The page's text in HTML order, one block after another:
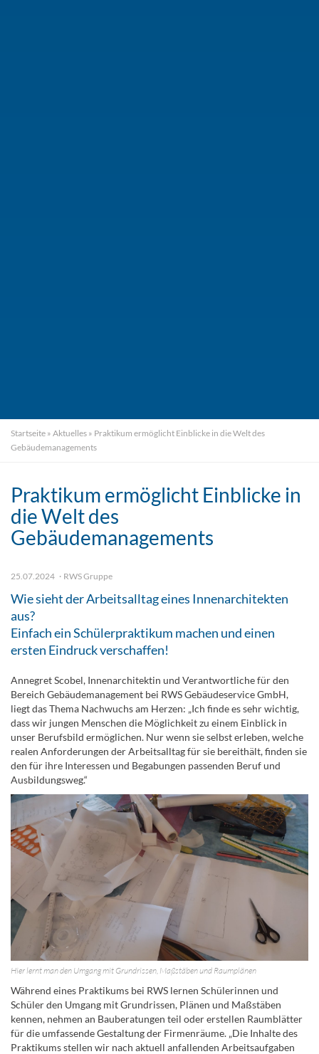
Startseite » Aktuelles » Praktikum ermöglicht Einblicke in die Welt des
Gebäudemanagements
Praktikum ermöglicht Einblicke in
die Welt des
Gebäudemanagements
25.07.2024 RWS Gruppe
Wie sieht der Arbeitsalltag eines Innenarchitekten
aus?
Einfach ein Schülerpraktikum machen und einen
ersten Eindruck verschaffen!
Annegret Scobel, Innenarchitektin und Verantwortliche für den
Bereich Gebäudemanagement bei RWS Gebäudeservice GmbH,
liegt das Thema Nachwuchs am Herzen: „Ich finde es sehr wichtig,
dass wir jungen Menschen die Möglichkeit zu einem Einblick in
unser Berufsbild ermöglichen. Nur wenn sie selbst erleben, welche
realen Anforderungen der Arbeitsalltag für sie bereithält, finden sie
den für ihre Interessen und Begabungen passenden Beruf und
Ausbildungsweg.“
Hier lernt man den Umgang mit Grundrissen, Maßstäben und Raumplänen
Während eines Praktikums bei RWS lernen Schülerinnen und
Schüler den Umgang mit Grundrissen, Plänen und Maßstäben
kennen, nehmen an Bauberatungen teil oder erstellen Raumblätter
für die umfassende Gestaltung der Firmenräume. „Die Inhalte des
Praktikums stellen wir nach aktuell anfallenden Arbeitsaufgaben